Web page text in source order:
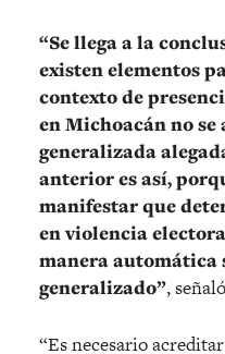
“Se llega a la
existen elementos
contexto de
en Michoacán no
generalizada
anterior es así,
manifestar que
en violencia
manera automática
generalizado”,
“Es necesario